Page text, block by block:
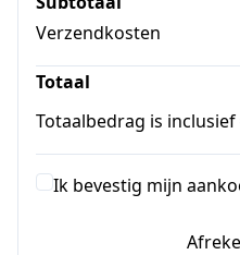
Verzendkosten
Totaal
Totaalbedrag is inclusief
Ik bevestig mijn